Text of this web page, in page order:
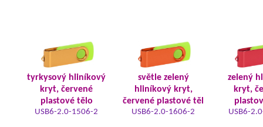
tyrkysový hliníkový
kryt, červené
plastové tělo
USB6-2.0-1506-2
světle zelený
hliníkový kryt,
červené plastové těl
USB6-2.0-1606-2
zelený
kryt,
USB6-